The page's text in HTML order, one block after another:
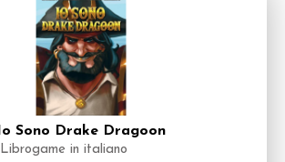
Io Sono Drake Dragoon
Librogame in italiano